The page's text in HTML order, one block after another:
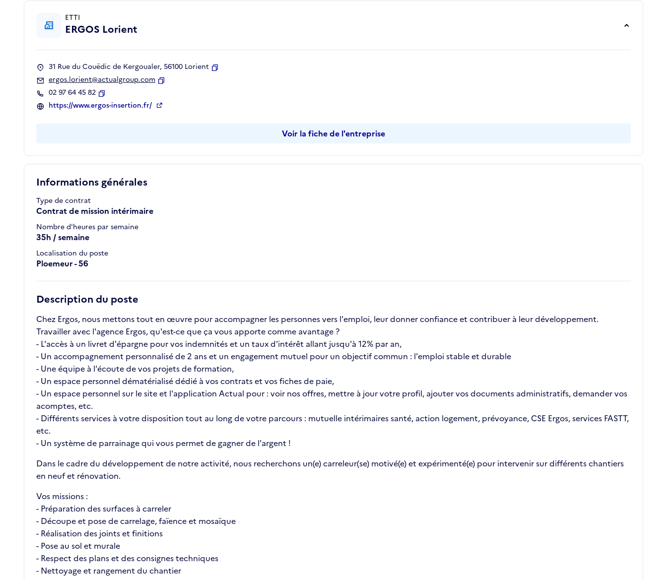
Informations générales
Type de contrat
Contrat de mission intérimaire
Nombre d'heures par semaine
35h / semaine
Localisation du poste
Ploemeur - 56
Description du poste
Chez Ergos, nous mettons tout en œuvre pour accompagner les personnes vers l'emploi, leur donner confiance et contribuer à leur développement.
Travailler avec l'agence Ergos, qu'est-ce que ça vous apporte comme avantage ?
- L'accès à un livret d'épargne pour vos indemnités et un taux d'intérêt allant jusqu'à 12% par an,
- Un accompagnement personnalisé de 2 ans et un engagement mutuel pour un objectif commun : l'emploi stable et durable
- Une équipe à l'écoute de vos projets de formation,
- Un espace personnel dématérialisé dédié à vos contrats et vos fiches de paie,
- Un espace personnel sur le site et l'application Actual pour : voir nos offres, mettre à jour votre profil, ajouter vos documents administratifs, demander vos
acomptes, etc.
- Différents services à votre disposition tout au long de votre parcours : mutuelle intérimaires santé, action logement, prévoyance, CSE Ergos, services FASTT,
etc.
- Un système de parrainage qui vous permet de gagner de l'argent !
Dans le cadre du développement de notre activité, nous recherchons un(e) carreleur(se) motivé(e) et expérimenté(e) pour intervenir sur différents chantiers
en neuf et rénovation.
Vos missions :
- Préparation des surfaces à carreler
- Découpe et pose de carrelage, faïence et mosaïque
- Réalisation des joints et finitions
- Pose au sol et murale
- Respect des plans et des consignes techniques
- Nettoyage et rangement du chantier
ETTI
ERGOS Lorient
31 Rue du Couëdic de Kergoualer, 56100 Lorient
ergos.lorient@actualgroup.com
02 97 64 45 82
Copier
https://www.ergos-insertion.fr/
Voir la fiche de l'entreprise